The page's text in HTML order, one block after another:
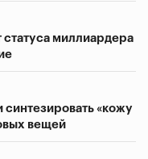
статуса миллиардера
«кожу
вещей